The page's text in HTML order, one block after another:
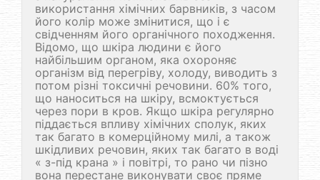
використання хімічних барвників, з часом
його колір може змінитися, що і є
свідченням його органічного походження.
Відомо, що шкіра людини є його
найбільшим органом, яка охороняє
організм від перегріву, холоду, виводить з
потом різні токсичні речовини. 60% того,
що наноситься на шкіру, всмоктується
через пори в кров. Якщо шкіра регулярно
піддається впливу хімічних сполук, яких
так багато в комерційному милі, а також
шкідливих речовин, яких так багато в воді
« з-під крана » і повітрі, то рано чи пізно
вона перестане виконувати своє пряме